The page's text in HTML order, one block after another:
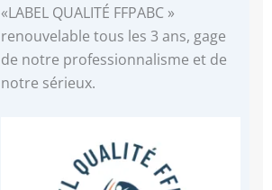
«LABEL QUALITÉ FFPABC »
renouvelable tous les 3 ans, gage
de notre professionnalisme et de
notre sérieux.